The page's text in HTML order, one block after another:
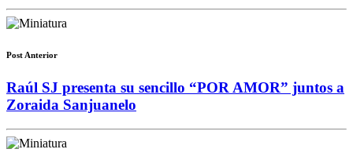
Post Anterior
Raúl SJ presenta su sencillo “POR AMOR” juntos a
Zoraida Sanjuanelo